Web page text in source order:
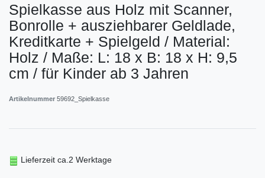
Spielkasse aus Holz mit Scanner,
Bonrolle + ausziehbarer Geldlade,
Kreditkarte + Spielgeld / Material:
Holz / Maße: L: 18 x B: 18 x H: 9,5
cm / für Kinder ab 3 Jahren
Artikelnummer 59692_Spielkasse
Lieferzeit ca.2 Werktage